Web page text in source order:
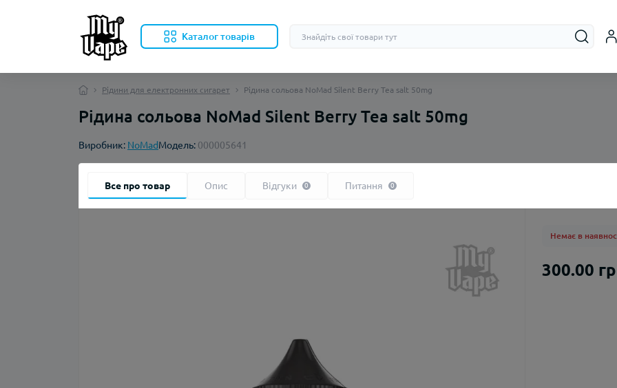
Каталог товарів
Рідини для електронних сигарет Рідина сольова NoMad Silent Berry Tea salt 50mg
Рідина сольова NoMad Silent Berry Tea salt 50mg
Виробник: NoMadМодель: 000005641
Все про товар Опис Відгуки 0 Питання 0
Немає в
300.00